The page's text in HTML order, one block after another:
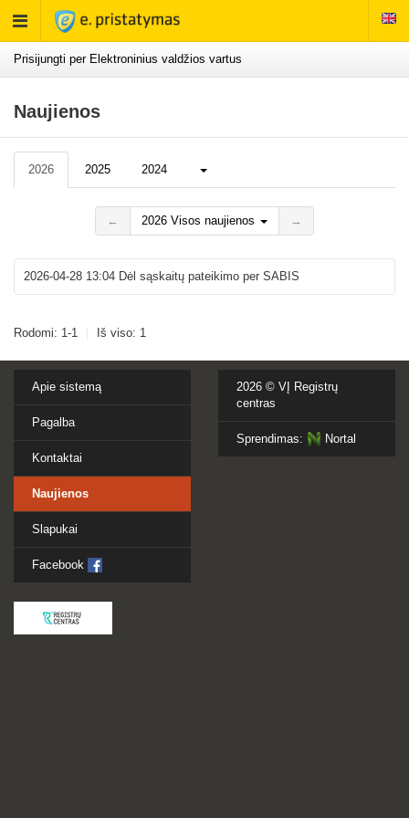
Rodyti
meniu
Prisijungti per Elektroninius valdžios vartus
Naujienos
2026 2025 2024 Daugiau...
← 2026 Visos naujienos →
2026-04-28 13:04 Dėl sąskaitų pateikimo per SABIS
Rodomi: 1-1 Iš viso: 1
Apie sistemą
Pagalba
Kontaktai
Naujienos
Slapukai
Facebook
2026 © VĮ Registrų
centras
Sprendimas: Nortal